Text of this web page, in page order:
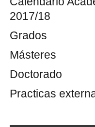
2017/18
Grados
Másteres
Doctorado
Practicas